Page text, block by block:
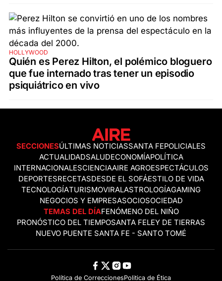
HOLLYWOOD
Quién es Perez Hilton, el polémico bloguero
que fue internado tras tener un episodio
psiquiátrico en vivo
SECCIONESÚLTIMAS NOTICIASSANTA FEPOLICIALES
ACTUALIDADSALUDECONOMÍAPOLÍTICA
INTERNACIONALESCIENCIAAIRE AGROESPECTÁCULOS
DEPORTESRECETASDESDE EL SOFÁESTILO DE VIDA
TECNOLOGÍATURISMOVIRALASTROLOGÍAGAMING
NEGOCIOS Y EMPRESASOCIOSOCIEDAD
TEMAS DEL DÍAFENÓMENO DEL NIÑO
PRONÓSTICO DEL TIEMPOSANTA FELEY DE TIERRAS
NUEVO PUENTE SANTA FE - SANTO TOMÉ
Política de CorreccionesPolitica de Ética